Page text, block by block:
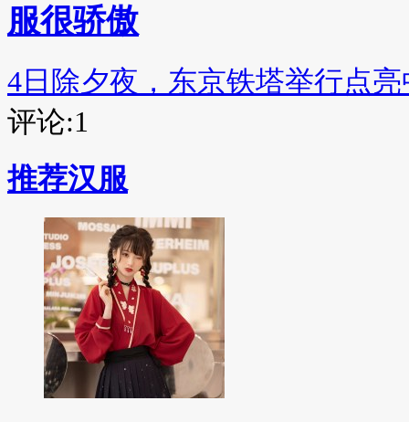
服很骄傲
4日除夕夜，东京铁塔举行点
评论:1
推荐汉服